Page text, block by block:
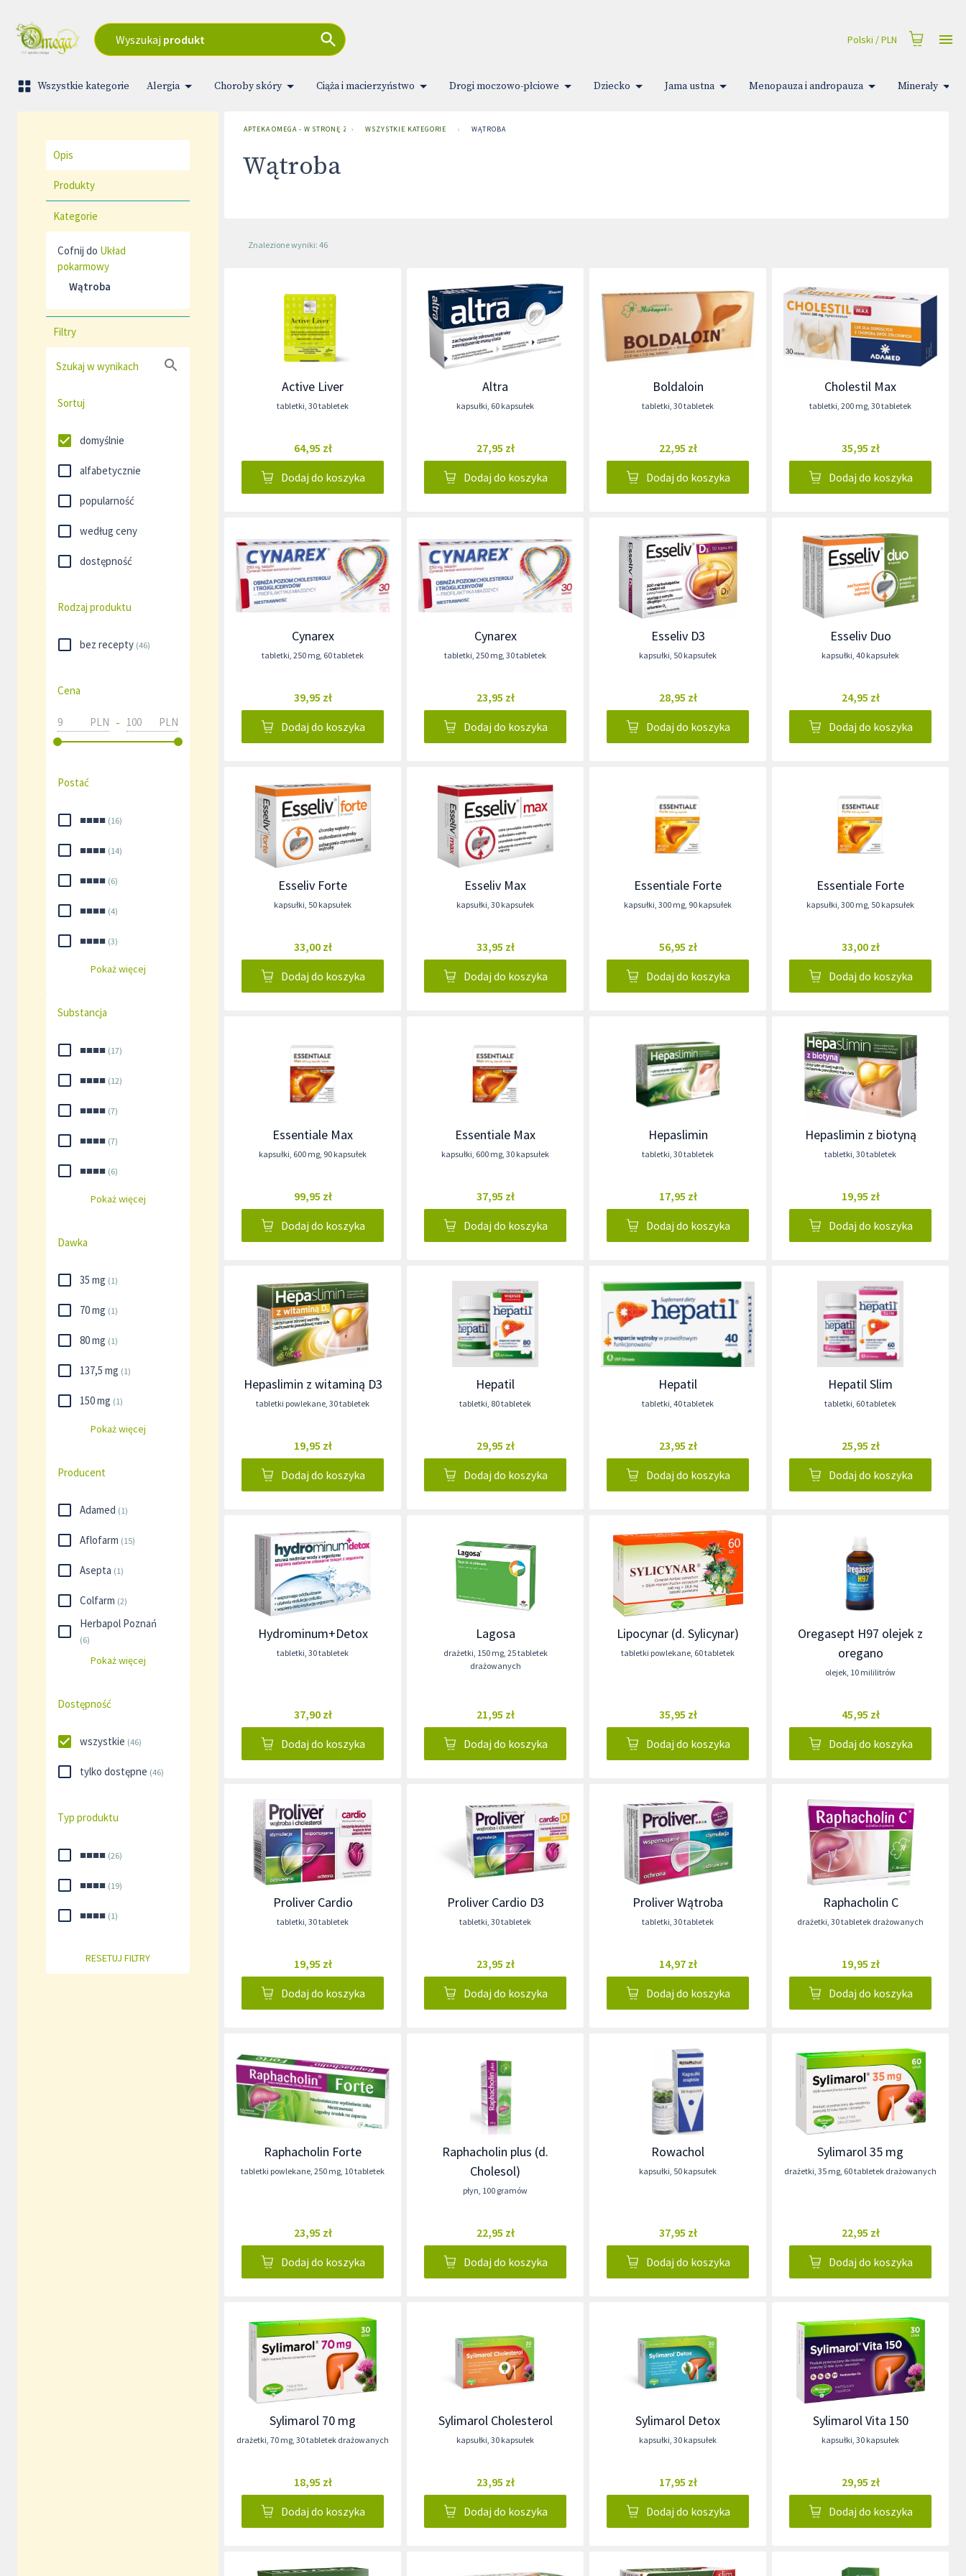
Wyszukaj produkt Polski /PLN
Wszystkie kategorie Alergia Choroby skóry Ciąża i macierzyństwo Drogi moczowo-płciowe Dziecko Jama ustna Menopauza i andropauza Minerały
Opis
Produkty
Kategorie
Cofnij do Układ
pokarmowy
Wątroba
Filtry
Szukaj w wynikach
Sortuj
domyślnie
alfabetycznie
popularność
według ceny
dostępność
Rodzaj produktu
bez recepty (46)
Cena
PLN - PLN
Postać
■■■■ (16)
■■■■ (14)
■■■■ (6)
■■■■ (4)
■■■■ (3)
Pokaż więcej
Substancja
■■■■ (17)
■■■■ (12)
■■■■ (7)
■■■■ (7)
■■■■ (6)
Pokaż więcej
Dawka
35 mg (1)
70 mg (1)
80 mg (1)
137,5 mg (1)
150 mg (1)
Pokaż więcej
Producent
Adamed (1)
Aflofarm (15)
Asepta (1)
Colfarm (2)
Herbapol Poznań
(6)
Pokaż więcej
Dostępność
wszystkie (46)
tylko dostępne (46)
Typ produktu
■■■■ (26)
■■■■ (19)
■■■■ (1)
RESETUJ FILTRY
APTEKA OMEGA - W STRONĘ ZDROWIA
› WSZYSTKIE KATEGORIE › WĄTROBA
Wątroba
Znalezione wyniki: 46
Active Liver
tabletki, 30 tabletek
64,95 zł
Dodaj do koszyka
Altra
kapsułki, 60 kapsułek
27,95 zł
Dodaj do koszyka
Boldaloin
tabletki, 30 tabletek
22,95 zł
Dodaj do koszyka
Cholestil Max
tabletki, 200 mg, 30 tabletek
35,95 zł
Dodaj do koszyka
Cynarex
tabletki, 250 mg, 60 tabletek
39,95 zł
Dodaj do koszyka
Cynarex
tabletki, 250 mg, 30 tabletek
23,95 zł
Dodaj do koszyka
Esseliv D3
kapsułki, 50 kapsułek
28,95 zł
Dodaj do koszyka
Esseliv Duo
kapsułki, 40 kapsułek
24,95 zł
Dodaj do koszyka
Esseliv Forte
kapsułki, 50 kapsułek
33,00 zł
Dodaj do koszyka
Esseliv Max
kapsułki, 30 kapsułek
33,95 zł
Dodaj do koszyka
Essentiale Forte
kapsułki, 300 mg, 90 kapsułek
56,95 zł
Dodaj do koszyka
Essentiale Forte
kapsułki, 300 mg, 50 kapsułek
33,00 zł
Dodaj do koszyka
Essentiale Max
kapsułki, 600 mg, 90 kapsułek
99,95 zł
Dodaj do koszyka
Essentiale Max
kapsułki, 600 mg, 30 kapsułek
37,95 zł
Dodaj do koszyka
Hepaslimin
tabletki, 30 tabletek
17,95 zł
Dodaj do koszyka
Hepaslimin z biotyną
tabletki, 30 tabletek
19,95 zł
Dodaj do koszyka
Hepaslimin z witaminą D3
tabletki powlekane, 30 tabletek
19,95 zł
Dodaj do koszyka
Hepatil
tabletki, 80 tabletek
29,95 zł
Dodaj do koszyka
Hepatil
tabletki, 40 tabletek
23,95 zł
Dodaj do koszyka
Hepatil Slim
tabletki, 60 tabletek
25,95 zł
Dodaj do koszyka
Hydrominum+Detox
tabletki, 30 tabletek
37,90 zł
Dodaj do koszyka
Lagosa
drażetki, 150 mg, 25 tabletek
drażowanych
21,95 zł
Dodaj do koszyka
Lipocynar (d. Sylicynar)
tabletki powlekane, 60 tabletek
35,95 zł
Dodaj do koszyka
Oregasept H97 olejek z
oregano
olejek, 10 mililitrów
45,95 zł
Dodaj do koszyka
Proliver Cardio
tabletki, 30 tabletek
19,95 zł
Dodaj do koszyka
Proliver Cardio D3
tabletki, 30 tabletek
23,95 zł
Dodaj do koszyka
Proliver Wątroba
tabletki, 30 tabletek
14,97 zł
Dodaj do koszyka
Raphacholin C
drażetki, 30 tabletek drażowanych
19,95 zł
Dodaj do koszyka
Raphacholin Forte
tabletki powlekane, 250 mg, 10 tabletek
23,95 zł
Dodaj do koszyka
Raphacholin plus (d.
Cholesol)
płyn, 100 gramów
22,95 zł
Dodaj do koszyka
Rowachol
kapsułki, 50 kapsułek
37,95 zł
Dodaj do koszyka
Sylimarol 35 mg
drażetki, 35 mg, 60 tabletek drażowanych
22,95 zł
Dodaj do koszyka
Sylimarol 70 mg
drażetki, 70 mg, 30 tabletek drażowanych
18,95 zł
Dodaj do koszyka
Sylimarol Cholesterol
kapsułki, 30 kapsułek
23,95 zł
Dodaj do koszyka
Sylimarol Detox
kapsułki, 30 kapsułek
17,95 zł
Dodaj do koszyka
Sylimarol Vita 150
kapsułki, 30 kapsułek
29,95 zł
Dodaj do koszyka